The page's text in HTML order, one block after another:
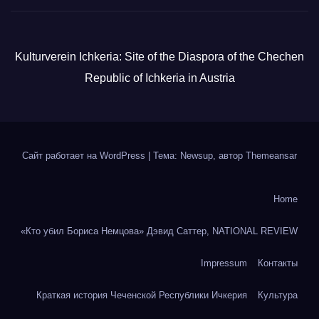
Kulturverein Ichkeria: Site of the Diaspora of the Chechen
Republic of Ichkeria in Austria
Сайт работает на WordPress Тема: Newsup, автор Themeansar
Home
«Кто убил Бориса Немцова» Дэвид Саттер, NATIONAL REVIEW
Impressum Контакты
Краткая история Чеченской Республики Ичкерия Культура